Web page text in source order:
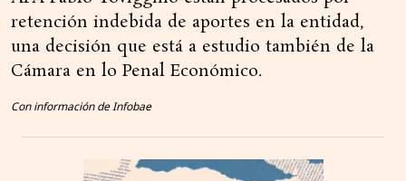
retención indebida de aportes en la entidad,
una decisión que está a estudio también de la
Cámara en lo Penal Económico.
Con información de Infobae